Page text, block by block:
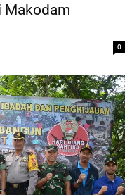
Makodam
0